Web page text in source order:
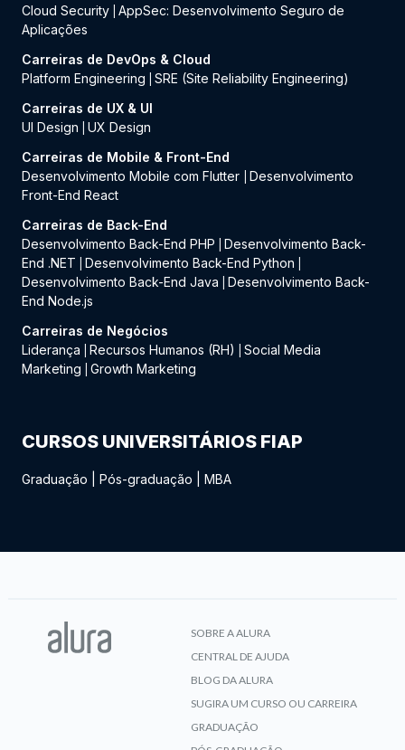
Cloud Security AppSec: Desenvolvimento Seguro de
Aplicações
Carreiras de DevOps & Cloud
Platform Engineering
SRE (Site Reliability Engineering)
Carreiras de UX & UI
UI Design
UX Design
Carreiras de Mobile & Front-End
Desenvolvimento Mobile com Flutter
Desenvolvimento
Front-End React
Carreiras de Back-End
Desenvolvimento Back-End PHP
Desenvolvimento Back-
End .NET
Desenvolvimento Back-End Python
Desenvolvimento Back-End Java
Desenvolvimento Back-
End Node.js
Carreiras de Negócios
Liderança
Recursos Humanos (RH)
Social Media
Marketing
Growth Marketing
CURSOS UNIVERSITÁRIOS FIAP
Graduação Pós-graduação MBA
SOBRE A ALURA
CENTRAL DE AJUDA
BLOG DA ALURA
SUGIRA UM CURSO OU CARREIRA
GRADUAÇÃO